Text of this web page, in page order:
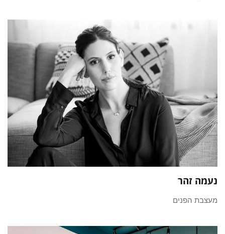
נעמה זהר
מעצבת הפנים